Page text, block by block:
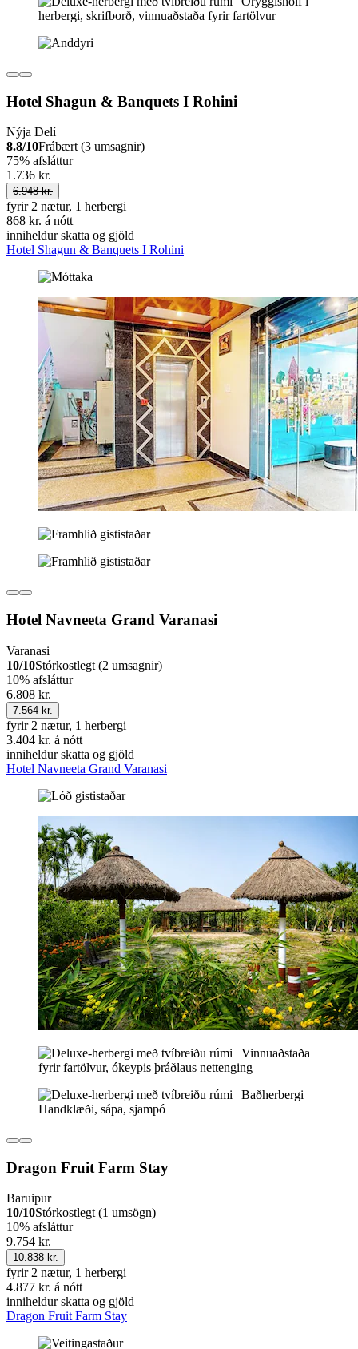
Hotel Shagun & Banquets I Rohini
Nýja Delí
8.8/10Frábært (3 umsagnir)
75% afsláttur
1.736 kr.
6.948 kr.
fyrir 2 nætur, 1 herbergi
868 kr. á nótt
inniheldur skatta og gjöld
Hotel Shagun & Banquets I Rohini
Hotel Navneeta Grand Varanasi
Varanasi
10/10Stórkostlegt (2 umsagnir)
10% afsláttur
6.808 kr.
7.564 kr.
fyrir 2 nætur, 1 herbergi
3.404 kr. á nótt
inniheldur skatta og gjöld
Hotel Navneeta Grand Varanasi
Dragon Fruit Farm Stay
Baruipur
10/10Stórkostlegt (1 umsögn)
10% afsláttur
9.754 kr.
10.838 kr.
fyrir 2 nætur, 1 herbergi
4.877 kr. á nótt
inniheldur skatta og gjöld
Dragon Fruit Farm Stay